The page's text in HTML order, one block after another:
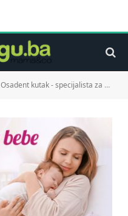
Osadent kutak - specijalista za bebe